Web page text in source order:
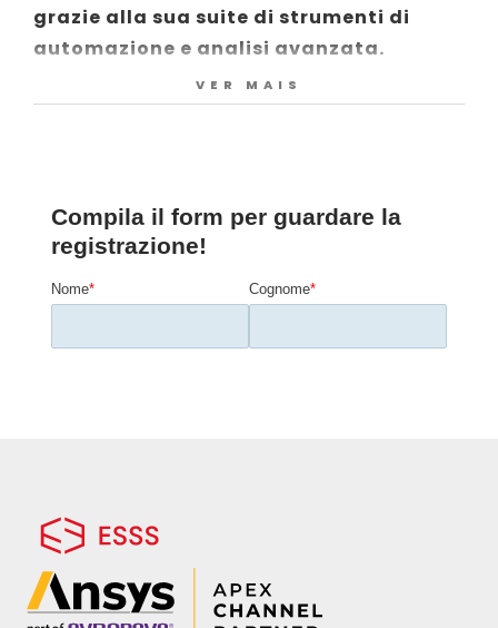
grazie alla sua suite di strumenti di
automazione e analisi avanzata.
Approfondiremo l’uso di questa libreria per
mostreranno come applicare queste
tecnologie per ridurre i tempi di
elaborazione e migliorare la qualità dei
Esempi pratici di applicazione di PyMechanical
Chi dovrebbe partecipare:
Ingegneri, tecnici e analisti che operano nel
VER MAIS